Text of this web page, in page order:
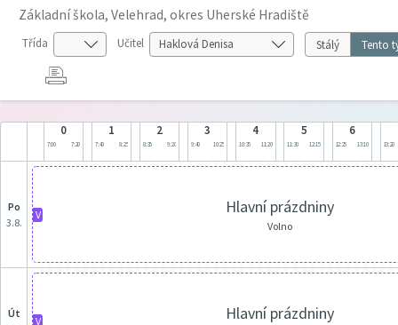
Základní škola, Velehrad, okres Uherské Hradiště
Třída Učitel Stálý Tento
0
7:00 7:20
1
7:40 8:25
2
8:35 9:20
3
9:40 10:25
4
10:35 11:20
5
11:30 12:15
6
12:25 13:10 13:20
po
3.8.
V Hlavní prázdniny
Volno
út
V Hlavní prázdniny